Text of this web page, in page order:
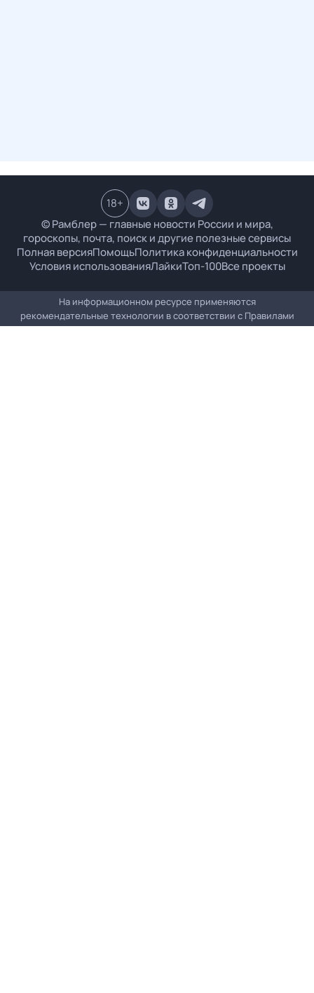
© Рамблер — главные новости России и мира,
гороскопы, почта, поиск и другие полезные сервисы
Полная версияПомощьПолитика конфиденциальности
Условия использованияЛайкиТоп-100Все проекты
18+
На информационном ресурсе применяются
рекомендательные технологии в соответствии с Правилами